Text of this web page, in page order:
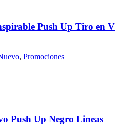
Push Up Tiro en V
, Promociones
Push Up Negro Lineas